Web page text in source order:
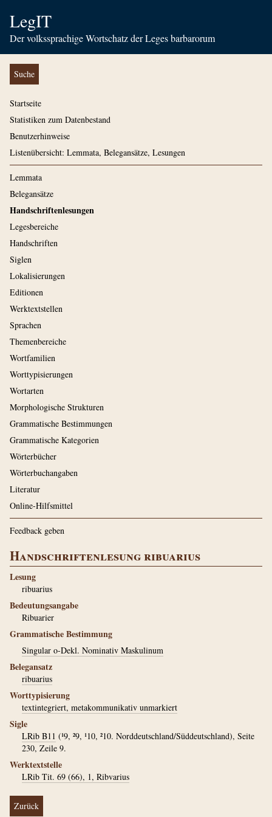
LegIT
Der volkssprachige Wortschatz der Leges barbarorum
Suche
Startseite
Statistiken zum Datenbestand
Benutzerhinweise
Listenübersicht: Lemmata, Belegansätze, Lesungen
Lemmata
Belegansätze
Handschriftenlesungen
Legesbereiche
Handschriften
Siglen
Lokalisierungen
Editionen
Werktextstellen
Sprachen
Themenbereiche
Wortfamilien
Worttypisierungen
Wortarten
Morphologische Strukturen
Grammatische Bestimmungen
Grammatische Kategorien
Wörterbücher
Wörterbuchangaben
Literatur
Online-Hilfsmittel
Feedback geben
Handschriftenlesung ribuarius
Lesung
ribuarius
Bedeutungsangabe
Ribuarier
Grammatische Bestimmung
Singular o-Dekl. Nominativ Maskulinum
Belegansatz
ribuarius
Worttypisierung
textintegriert, metakommunikativ unmarkiert
Sigle
LRib B11 (¹9, ²9, ¹10, ²10. Norddeutschland/Süddeutschland), Seite
230, Zeile 9.
Werktextstelle
LRib Tit. 69 (66), 1, Ribvarius
Zurück